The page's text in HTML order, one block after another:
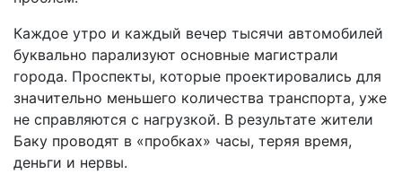
Каждое утро и каждый вечер тысячи автомобилей
буквально парализуют основные магистрали
города. Проспекты, которые проектировались для
значительно меньшего количества транспорта, уже
не справляются с нагрузкой. В результате жители
Баку проводят в «пробках» часы, теряя время,
деньги и нервы.